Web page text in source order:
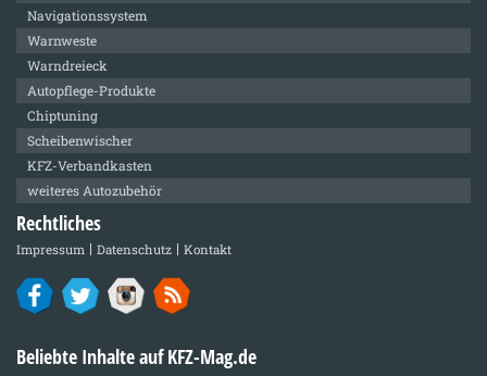
Navigationssystem
Warnweste
Warndreieck
Autopflege-Produkte
Chiptuning
Scheibenwischer
KFZ-Verbandkasten
weiteres Autozubehör
Rechtliches
Impressum Datenschutz Kontakt
Beliebte Inhalte auf KFZ-Mag.de